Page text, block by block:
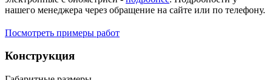
нашего менеджера через обращение на сайте или по телефону.
Посмотреть примеры работ
Конструкция